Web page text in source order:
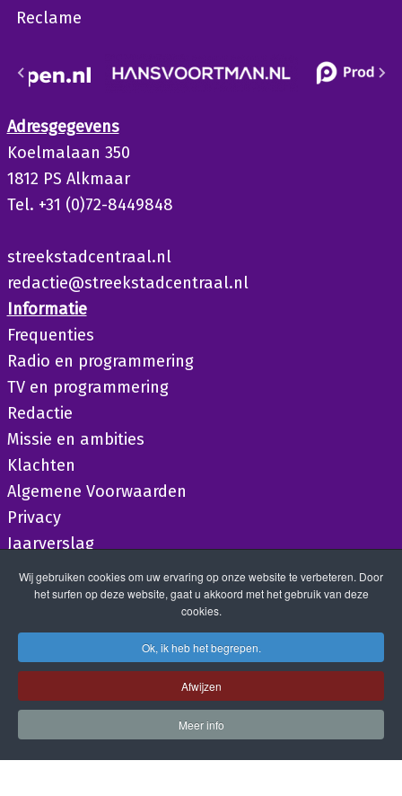
Reclame
Adresgegevens
Koelmalaan 350
1812 PS Alkmaar
Tel. +31 (0)72-8449848
streekstadcentraal.nl
redactie@streekstadcentraal.nl
Informatie
Frequenties
Radio en programmering
TV en programmering
Redactie
Missie en ambities
Klachten
Algemene Voorwaarden
Privacy
Jaarverslag
Wij gebruiken cookies om uw ervaring op onze website te verbeteren. Door
het surfen op deze website, gaat u akkoord met het gebruik van deze
cookies.
Ok, ik heb het begrepen.
Afwijzen
Meer info